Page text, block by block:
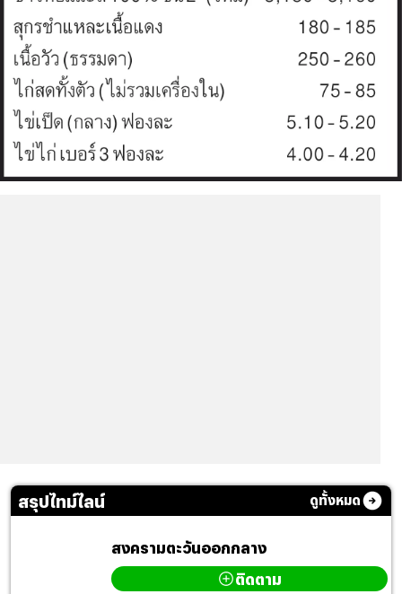
สรุปไทม์ไลน์ ดูทั้งหมด
สงครามตะวันออกกลาง
ติดตาม